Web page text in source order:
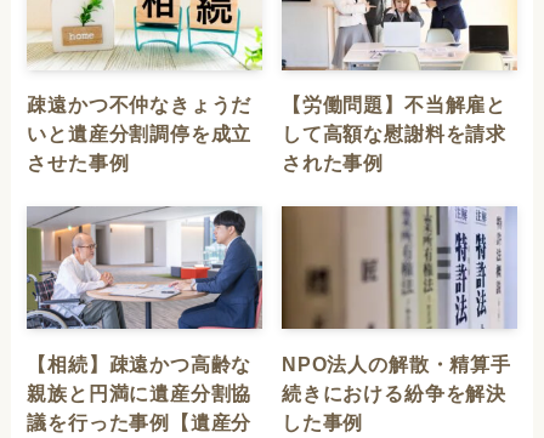
疎遠かつ不仲なきょうだ
いと遺産分割調停を成立
させた事例
【労働問題】不当解雇と
して高額な慰謝料を請求
された事例
【相続】疎遠かつ高齢な
親族と円満に遺産分割協
議を行った事例【遺産分
NPO法人の解散・精算手
続きにおける紛争を解決
した事例